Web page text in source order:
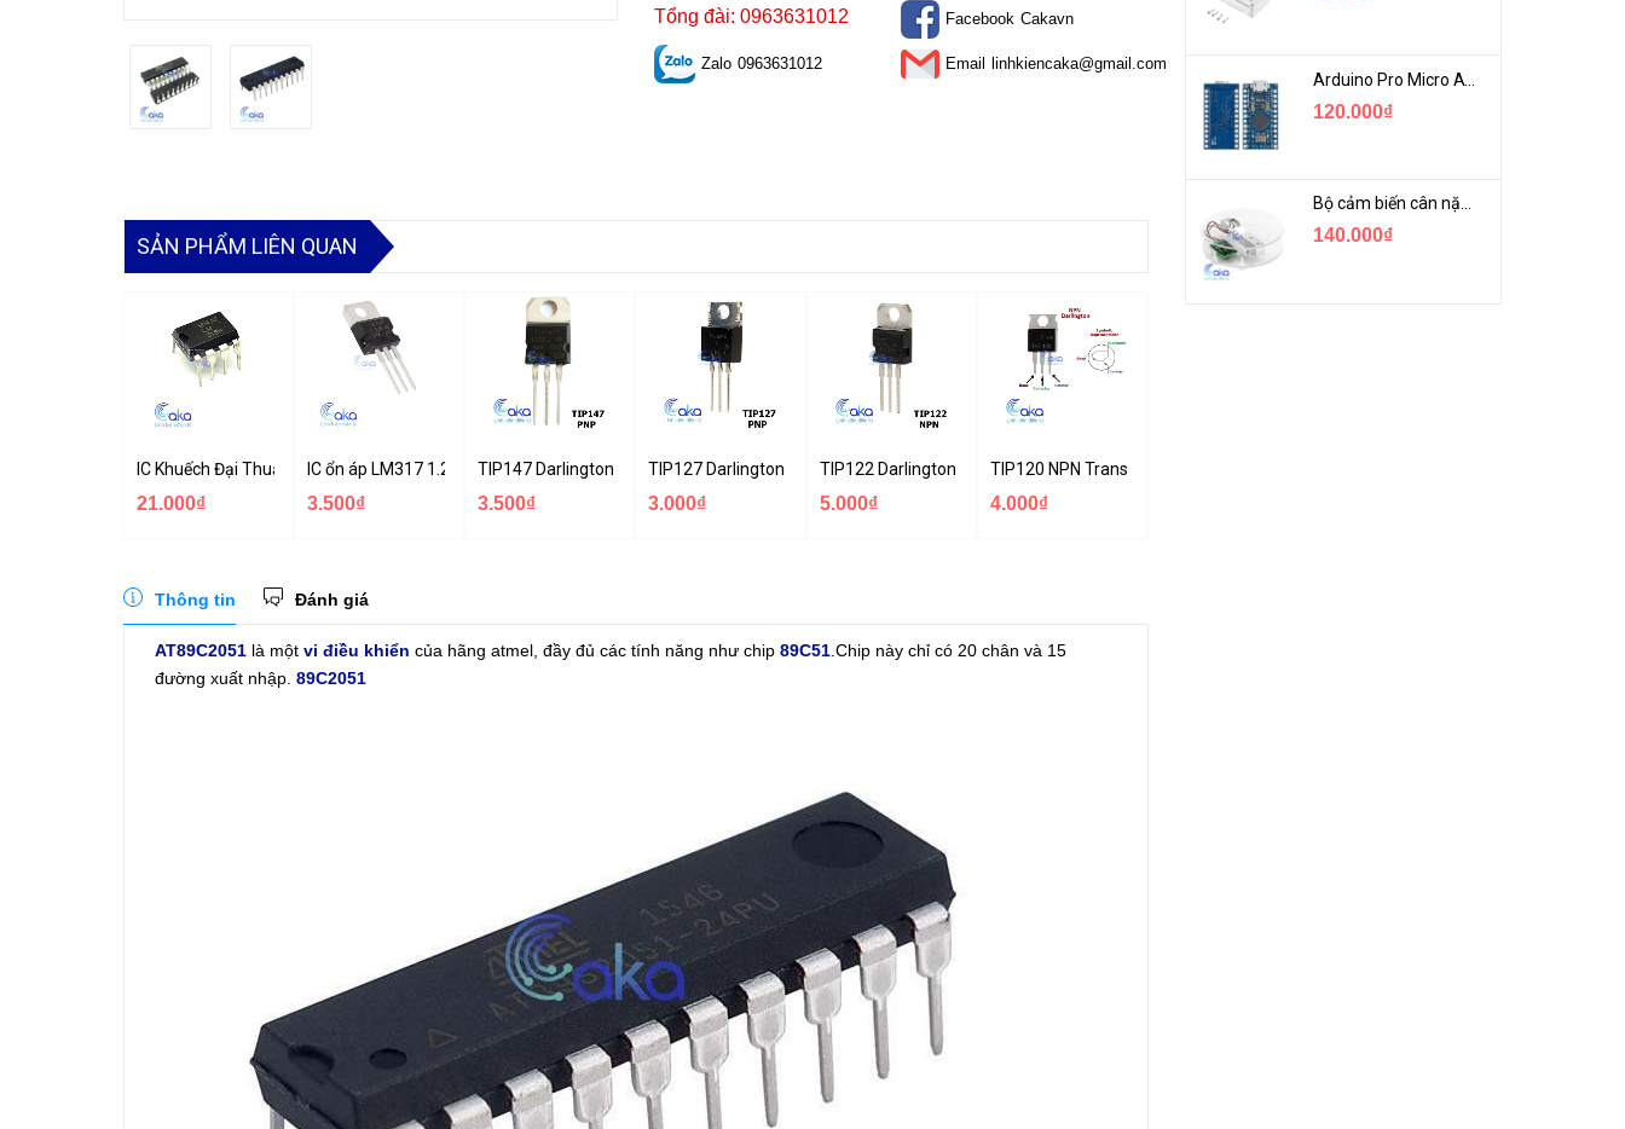
Tổng đài: 0963631012
Zalo 0963631012
Facebook Cakavn
Email linhkiencaka@gmail.com
SẢN PHẨM LIÊN QUAN
IC Khuếch Đại Thuật Toán LM318
21.000₫
IC ổn áp LM317 1.2-37V TO-220
3.500₫
TIP147 Darlington PNP Transistor 10A 100V
3.500₫
TIP127 Darlington PNP Transistor 5A 100V
3.000₫
TIP122 Darlington NPN Transistor 5A 100V
5.000₫
TIP120 NPN Transistor 5A 60V
4.000₫
Thông tin Đánh giá
AT89C2051 là một vi điều khiển của hãng atmel, đầy đủ các tính năng như chip 89C51 .Chip này chỉ có 20 chân và 15
đường xuất nhập. 89C2051
Arduino Pro Micro ATmega32U4 USB Mini
120.000₫
Bộ cảm biến cân nặng loadcell 1KG khung mica
140.000₫